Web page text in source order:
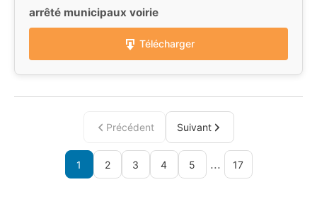
arrêté municipaux voirie
Télécharger
Précédent
1 2 3 4 5 ... 17
Suivant